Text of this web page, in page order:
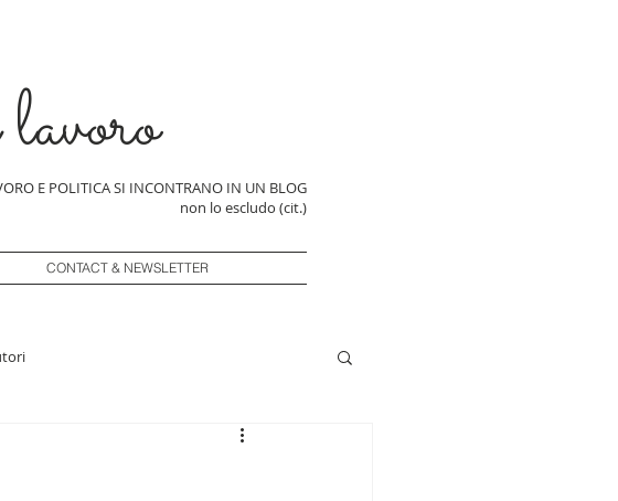
E POLITICA SI INCONTRANO IN UN BLOG
non lo escludo (cit.)
CONTACT & NEWSLETTER